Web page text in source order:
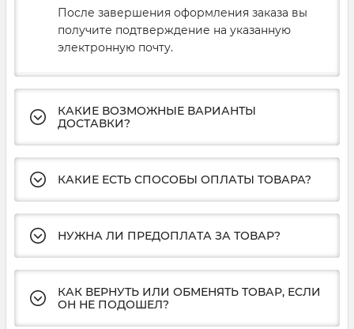
После завершения оформления заказа вы
получите подтверждение на указанную
электронную почту.
КАКИЕ ВОЗМОЖНЫЕ ВАРИАНТЫ
ДОСТАВКИ?
КАКИЕ ЕСТЬ СПОСОБЫ ОПЛАТЫ ТОВАРА?
НУЖНА ЛИ ПРЕДОПЛАТА ЗА ТОВАР?
КАК ВЕРНУТЬ ИЛИ ОБМЕНЯТЬ ТОВАР, ЕСЛИ
ОН НЕ ПОДОШЕЛ?